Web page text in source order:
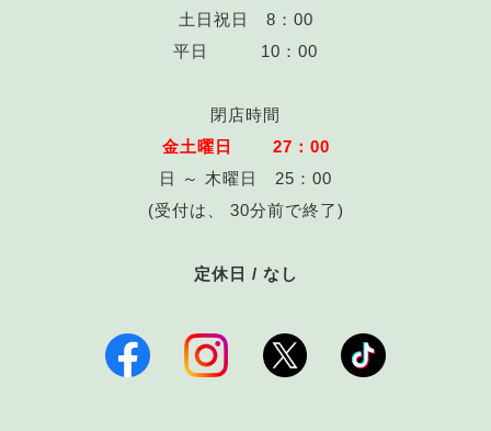
土日祝日 8：00
平日 10：00
閉店時間
金土曜日 27：00
日 ～ 木曜日 25：00
(受付は、 30分前で終了)
定休日 / なし